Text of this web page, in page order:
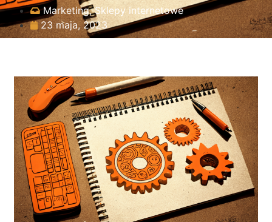
Marketing,Sklepy internetowe
23 maja, 2023